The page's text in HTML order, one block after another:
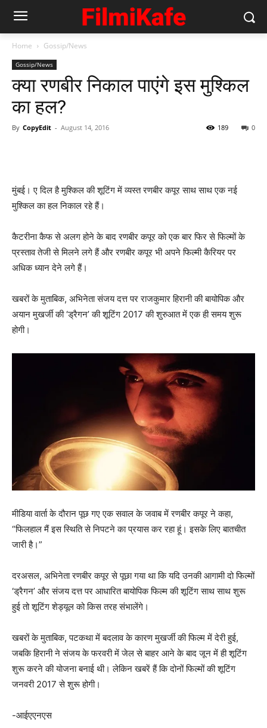
Home Gossip/News
Gossip/News
क्‍या रणबीर निकाल पाएंगे इस मुश्‍किल
का हल?
By CopyEdit - August 14, 2016 0
189
मुंबई। ए दिल है मुश्‍किल की शूटिंग में व्‍यस्‍त रणबीर कपूर साथ साथ एक नई
मुश्‍किल का हल निकाल रहे हैं।
कैटरीना कैफ से अलग होने के बाद रणबीर कपूर को एक बार फिर से फिल्‍मों के
प्रस्‍ताव तेजी से मिलने लगे हैं और रणबीर कपूर भी अपने फिल्‍मी कैरियर पर
अधिक ध्‍यान देने लगे हैं।
खबरों के मुताबिक, अभिनेता संजय दत्त पर राजकुमार हिरानी की बायोपिक और
अयान मुखर्जी की ‘ड्रैगन’ की शूटिंग 2017 की शुरुआत में एक ही समय शुरू
होगी।
मीडिया वार्ता के दौरान पूछ गए एक सवाल के जवाब में रणबीर कपूर ने कहा,
“फिलहाल मैं इस स्थिति से निपटने का प्रयास कर रहा हूं। इसके लिए बातचीत
जारी है।”
दरअसल, अभिनेता रणबीर कपूर से पूछा गया था कि यदि उनकी आगामी दो फिल्मों
‘ड्रैगन’ और संजय दत्त पर आधारित बायोपिक फिल्‍म की शूटिंग साथ साथ शुरू
हुई तो शूटिंग शेड्यूल को किस तरह संभालेंगे।
खबरों के मुताबिक, पटकथा में बदलाव के कारण मुखर्जी की फिल्म में देरी हुई,
जबकि हिरानी ने संजय के फरवरी में जेल से बाहर आने के बाद जून में ही शूटिंग
शुरू करने की योजना बनाई थी। लेकिन खबरें हैं कि दोनों फिल्मों की शूटिंग
जनवरी 2017 से शुरू होगी।
-आईएएनएस